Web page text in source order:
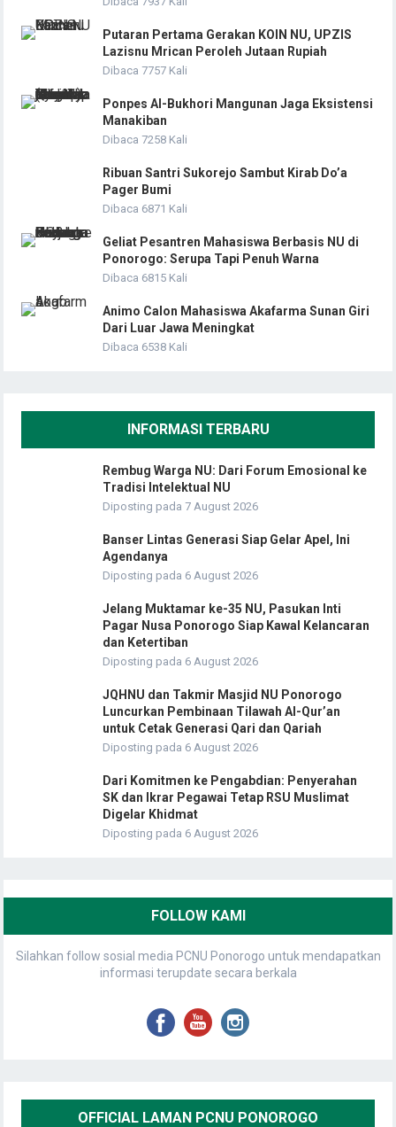
Putaran Pertama Gerakan KOIN NU, UPZIS
Lazisnu Mrican Peroleh Jutaan Rupiah
Dibaca 7757 Kali
Ponpes Al-Bukhori Mangunan Jaga Eksistensi
Manakiban
Dibaca 7258 Kali
Ribuan Santri Sukorejo Sambut Kirab Do’a
Pager Bumi
Dibaca 6871 Kali
Geliat Pesantren Mahasiswa Berbasis NU di
Ponorogo: Serupa Tapi Penuh Warna
Dibaca 6815 Kali
Animo Calon Mahasiswa Akafarma Sunan Giri
Dari Luar Jawa Meningkat
Dibaca 6538 Kali
INFORMASI TERBARU
Rembug Warga NU: Dari Forum Emosional ke
Tradisi Intelektual NU
Diposting pada 7 August 2026
Banser Lintas Generasi Siap Gelar Apel, Ini
Agendanya
Diposting pada 6 August 2026
Jelang Muktamar ke-35 NU, Pasukan Inti
Pagar Nusa Ponorogo Siap Kawal Kelancaran
dan Ketertiban
Diposting pada 6 August 2026
JQHNU dan Takmir Masjid NU Ponorogo
Luncurkan Pembinaan Tilawah Al-Qur’an
untuk Cetak Generasi Qari dan Qariah
Diposting pada 6 August 2026
Dari Komitmen ke Pengabdian: Penyerahan
SK dan Ikrar Pegawai Tetap RSU Muslimat
Digelar Khidmat
Diposting pada 6 August 2026
FOLLOW KAMI
Silahkan follow sosial media PCNU Ponorogo untuk mendapatkan
informasi terupdate secara berkala
OFFICIAL LAMAN PCNU PONOROGO